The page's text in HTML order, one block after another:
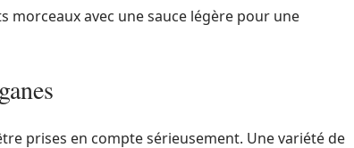
morceaux avec une sauce légère pour une
prises en compte sérieusement. Une variété de